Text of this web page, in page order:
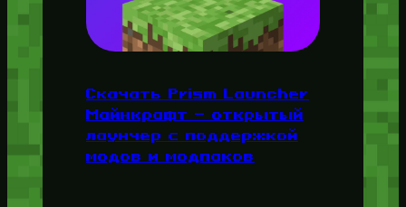
Скачать Prism Launcher
Майнкрафт — открытый
лаунчер с поддержкой
модов и модпаков